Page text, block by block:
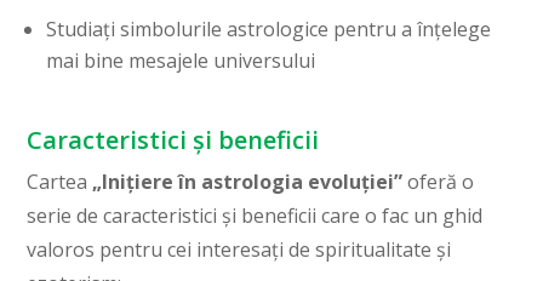
Studiați simbolurile astrologice pentru a înțelege
mai bine mesajele universului
Caracteristici și beneficii
Cartea „Inițiere în astrologia evoluției”oferă o
serie de caracteristici și beneficii care o fac un ghid
valoros pentru cei interesați de spiritualitate și